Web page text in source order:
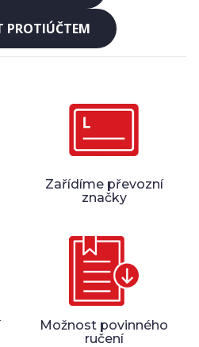
PROTIÚČTEM
Zařídíme převozní
značky
Možnost povinného
ručení